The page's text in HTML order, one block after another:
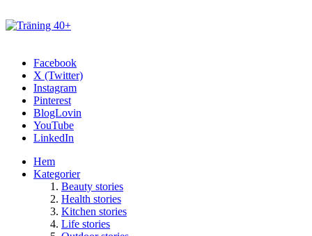
Facebook
X (Twitter)
Instagram
Pinterest
BlogLovin
YouTube
LinkedIn
Hem
Kategorier
Beauty stories
Health stories
Kitchen stories
Life stories